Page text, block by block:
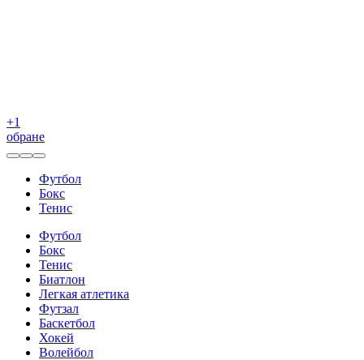
+1
обране
Футбол
Бокс
Тенис
Футбол
Бокс
Тенис
Биатлон
Легкая атлетика
Футзал
Баскетбол
Хокей
Волейбол